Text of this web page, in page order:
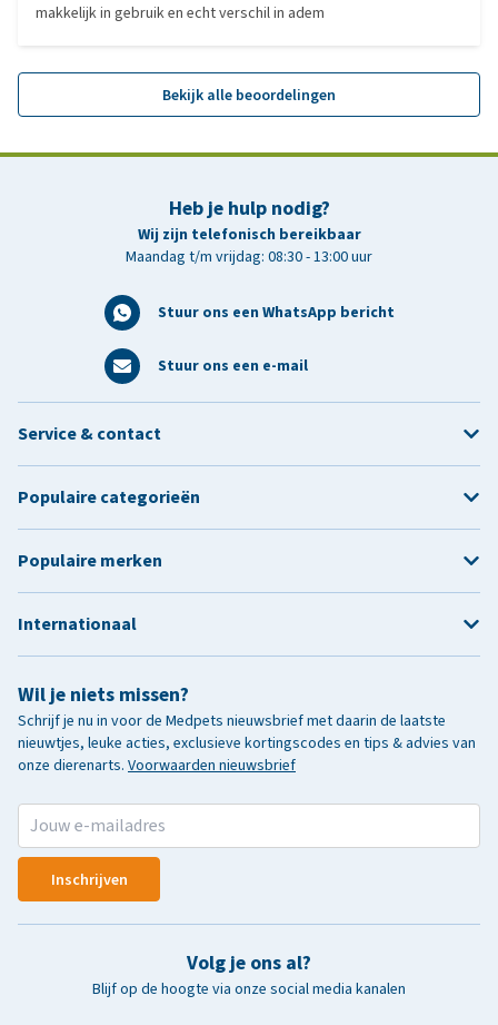
makkelijk in gebruik en echt verschil in adem
Bekijk alle beoordelingen
Heb je hulp nodig?
Wij zijn telefonisch bereikbaar
Maandag t/m vrijdag: 08:30 - 13:00 uur
Stuur ons een WhatsApp bericht
Stuur ons een e-mail
Wil je niets missen?
Schrijf je nu in voor de Medpets nieuwsbrief met daarin de laatste
nieuwtjes, leuke acties, exclusieve kortingscodes en tips & advies van
onze dierenarts. Voorwaarden nieuwsbrief
Inschrijven
Volg je ons al?
Blijf op de hoogte via onze social media kanalen
Service & contact
Populaire categorieën
Populaire merken
Internationaal